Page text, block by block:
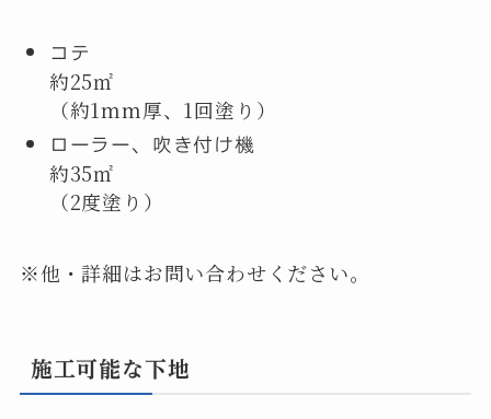
コテ
約25㎡
（約1mm厚、1回塗り）
ローラー、吹き付け機
約35㎡
（2度塗り）
※他・詳細はお問い合わせください。
施工可能な下地